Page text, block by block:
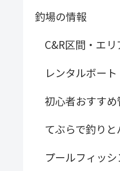
釣場の情報
C&R区間・エリ
レンタルボー
初心者おすす
てぶらで釣り
プールフィッシ